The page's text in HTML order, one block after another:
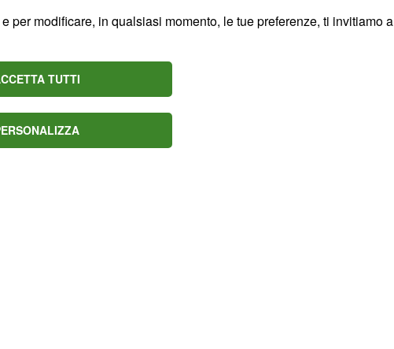
per modificare, in qualsiasi momento, le tue preferenze, ti invitiamo a
TUTTI